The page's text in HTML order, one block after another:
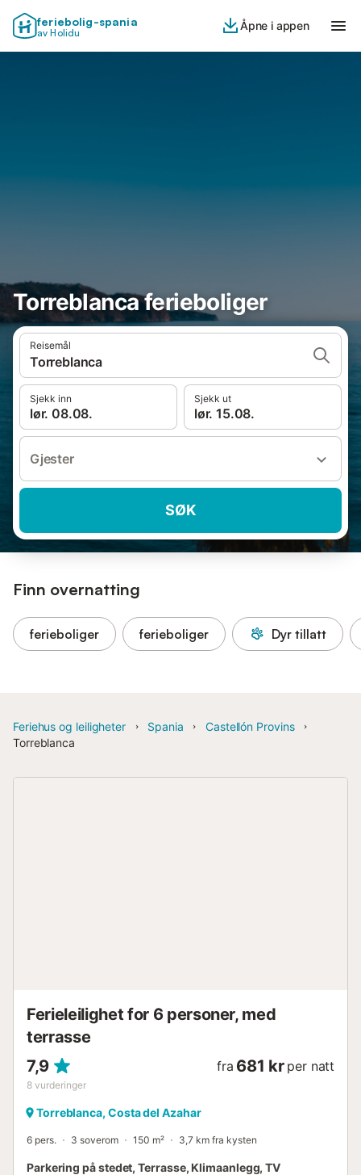
feriebolig-spania
av Holidu
Åpne i appen
Torreblanca ferieboliger
Reisemål
Torreblanca
Sjekk inn
lør. 08.08.
Sjekk ut
lør. 15.08.
Gjester
SØK
Finn overnatting
ferieboliger ferieboliger Dyr tillatt
Feriehus og leiligheter Spania
Castellón Provins
Torreblanca
Ferieleilighet for 6 personer, med
terrasse
7,9
8 vurderinger
fra 681 kr per natt
Torreblanca, Costa del Azahar
6 pers. 3 soverom 150 m² 3,7 km fra kysten
Parkering på stedet, Terrasse, Klimaanlegg, TV